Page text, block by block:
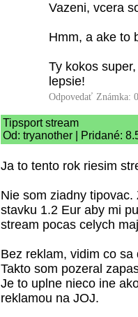
Vazeni, vcera
Hmm, a ake to
Ty kokos
lepsie!
Odpovedať Známka:
Tipsport stream
Od: tryanother | Pridané:
Ja to tento rok riesim
Nie som ziadny
stavku 1.2 Eur aby mi
stream pocas celych
Bez reklam, vidim co sa
Takto som pozeral
Je to uplne nieco ine
reklamou na JOJ.